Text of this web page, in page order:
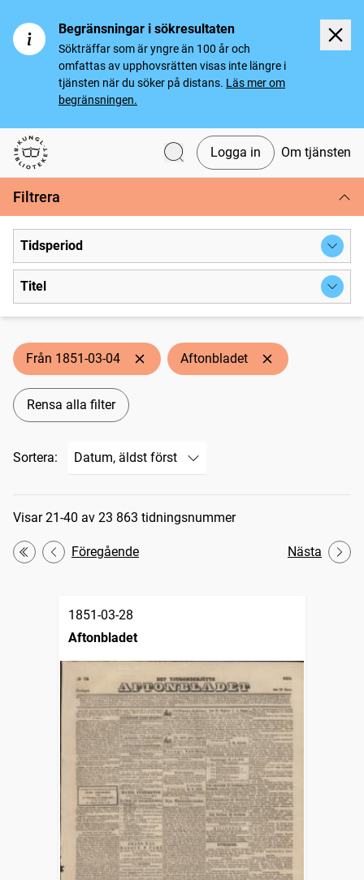
Begränsningar i sökresultaten
Sökträffar som är yngre än 100 år och
omfattas av upphovsrätten visas inte längre i
tjänsten när du söker på distans. Läs mer om
begränsningen.
Svenska tidningar
Logga in Om tjänsten
Filtrera
Tidsperiod
Titel
Från 1851-03-04 Aftonbladet
Rensa alla filter
Sortera:
Sökresultat
Visar 21-40 av 23 863 tidningsnummer
Första
Föregående Nästa
1851-03-28
Aftonbladet